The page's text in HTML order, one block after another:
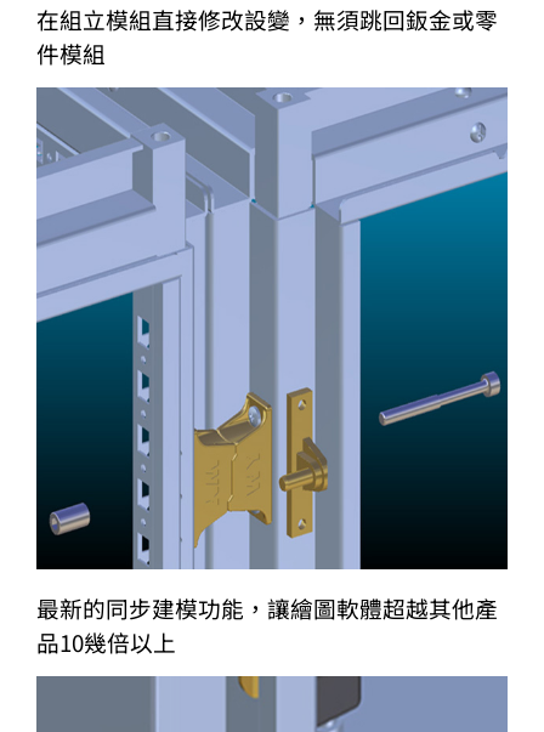
在組立模組直接修改設變，無須跳回鈑金或零
件模組
最新的同步建模功能，讓繪圖軟體超越其他產
品10幾倍以上